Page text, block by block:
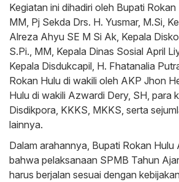
Kegiatan ini dihadiri oleh Bupati
MM, Pj Sekda Drs. H. Yusmar, M.Si,
Alreza Ahyu SE M Si Ak, Kepala
S.Pi., MM, Kepala Dinas Sosial April
Kepala Disdukcapil, H. Fhatanalia
Rokan Hulu di wakili oleh AKP Jhon
Hulu di wakili Azwardi Dery, SH, para
Disdikpora, KKKS, MKKS, serta
lainnya.
Dalam arahannya, Bupati Rokan Hulu
bahwa pelaksanaan SPMB Tahun
harus berjalan sesuai dengan